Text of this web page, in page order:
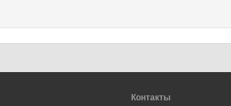
Контакты